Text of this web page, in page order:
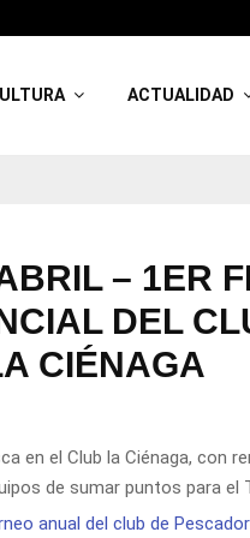
ACTUALIDAD
– 1ER
DEL
CIÉNAGA
en el Club la Ciénaga, con
de sumar puntos para el